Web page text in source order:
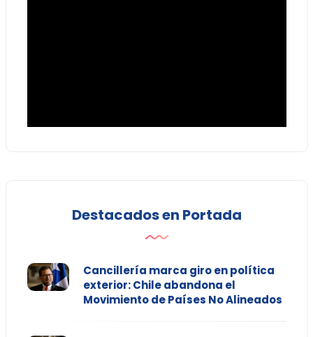
Destacados en Portada
Cancillería marca giro en política
exterior: Chile abandona el
Movimiento de Países No Alineados